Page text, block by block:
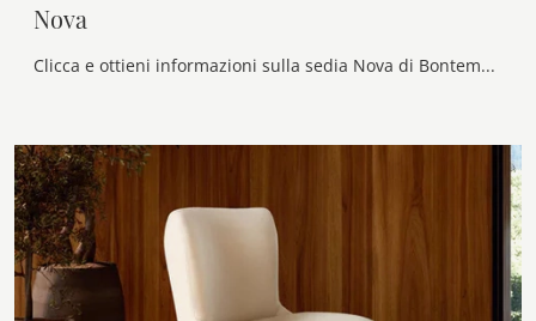
Nova
Clicca e ottieni informazioni sulla sedia Nova di Bontempi in tessuto: le più belle Sedie fisse design ti aspettano.